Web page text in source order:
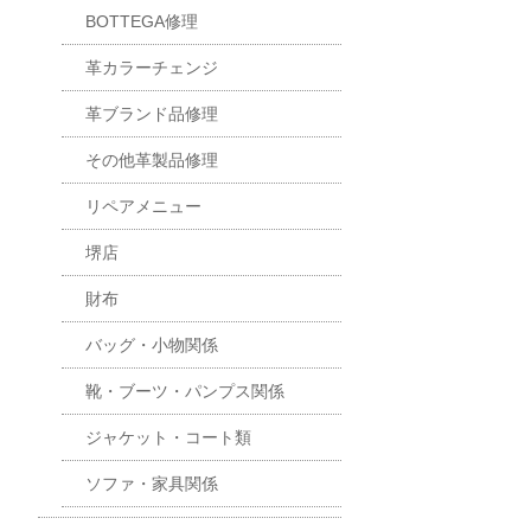
BOTTEGA修理
革カラーチェンジ
革ブランド品修理
その他革製品修理
リペアメニュー
堺店
財布
バッグ・小物関係
靴・ブーツ・パンプス関係
ジャケット・コート類
ソファ・家具関係